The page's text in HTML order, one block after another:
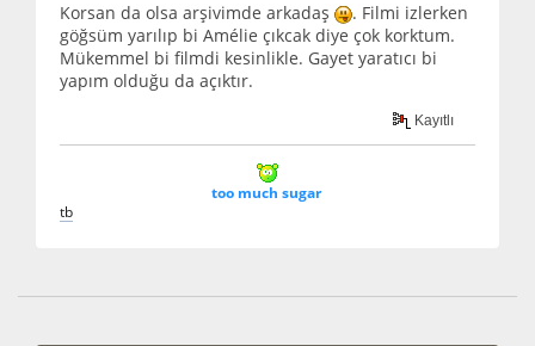
Korsan da olsa arşivimde arkadaş
. Filmi izlerken
göğsüm yarılıp bi Amélie çıkcak diye çok korktum.
Mükemmel bi filmdi kesinlikle. Gayet yaratıcı bi
yapım olduğu da açıktır.
Kayıtlı
too much sugar
tb